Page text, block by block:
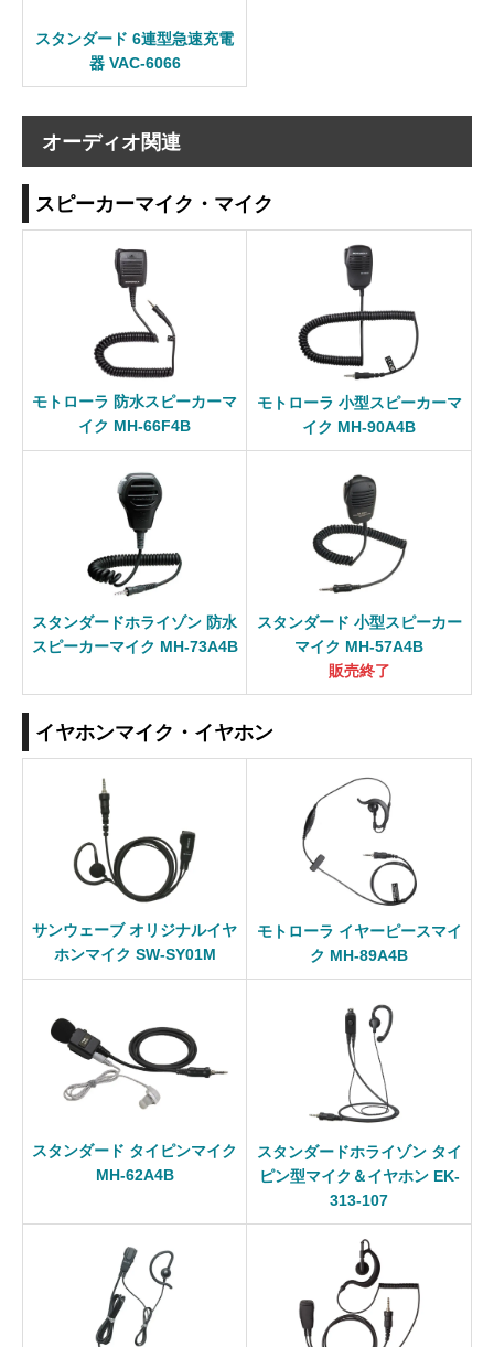
スタンダード 6連型急速充電
器 VAC-6066
オーディオ関連
スピーカーマイク・マイク
モトローラ 防水スピーカーマ
イク MH-66F4B
モトローラ 小型スピーカーマ
イク MH-90A4B
スタンダードホライゾン 防水
スピーカーマイク MH-73A4B
スタンダード 小型スピーカー
マイク MH-57A4B
販売終了
イヤホンマイク・イヤホン
サンウェーブ オリジナルイヤ
ホンマイク SW-SY01M
モトローラ イヤーピースマイ
ク MH-89A4B
スタンダード タイピンマイク
MH-62A4B
スタンダードホライゾン タイ
ピン型マイク＆イヤホン EK-
313-107